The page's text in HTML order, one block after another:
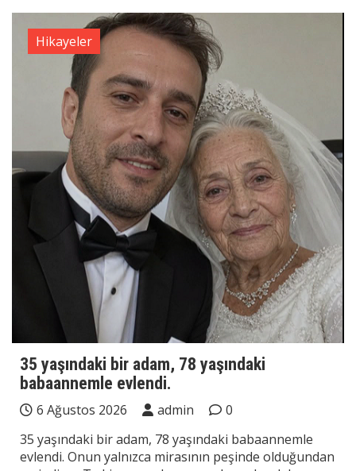
Hikayeler
35 yaşındaki bir adam, 78 yaşındaki
babaannemle evlendi.
6 Ağustos 2026 admin
0
35 yaşındaki bir adam, 78 yaşındaki babaannemle
evlendi. Onun yalnızca mirasının peşinde olduğundan